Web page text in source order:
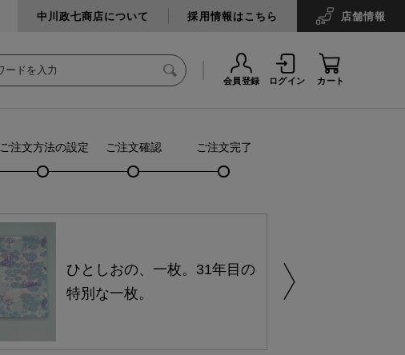
中川政七商店について 採用情報はこちら 店舗情報
会員登録 ログイン カート
ご注文方法の設定 ご注文確認 ご注文完了
ひとしおの、一枚。31年目の
特別な一枚。